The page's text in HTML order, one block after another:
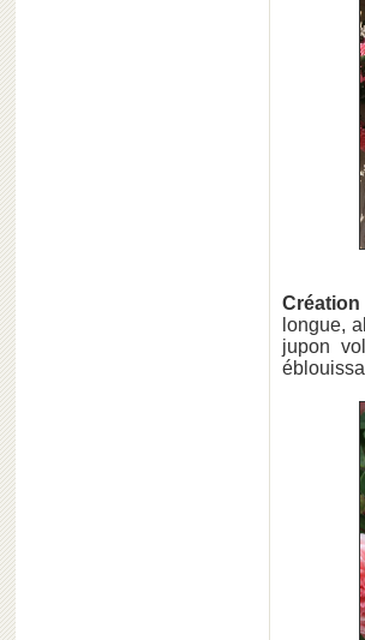
longue,
jupon